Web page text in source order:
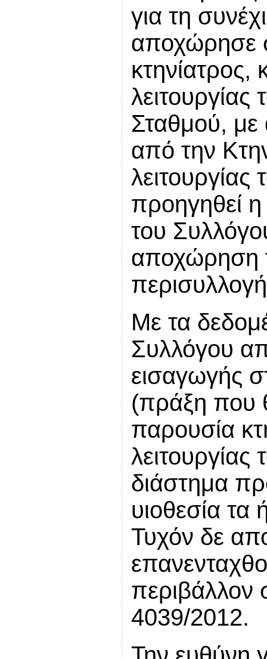
για τη
αποχώρησε
κτηνίατρος,
λειτουργίας
Σταθμού, με
από την
λειτουργίας
προηγηθεί
του
αποχώρηση
Με τα
Συλλόγου
εισαγωγής
(πράξη που
παρουσία
διάστημα
υιοθεσία τα
Τυχόν δε
4039/2012.